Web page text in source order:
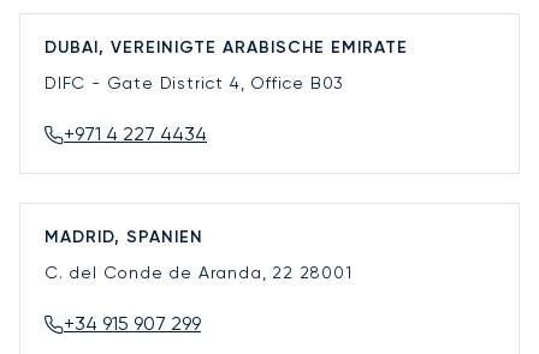
DUBAI, VEREINIGTE ARABISCHE EMIRATE
DIFC - Gate District 4, Office B03
+971 4 227 4434
MADRID, SPANIEN
C. del Conde de Aranda, 22 28001
+34 915 907 299